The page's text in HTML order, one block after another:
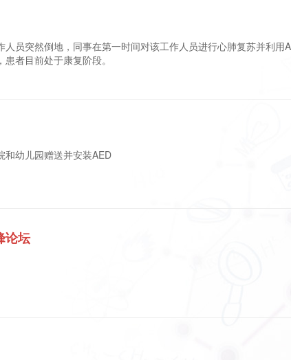
员突然倒地，同事在第一时间对该工作人员进行心肺复苏并利
者目前处于康复阶段。
幼儿园赠送并安装AED
论坛